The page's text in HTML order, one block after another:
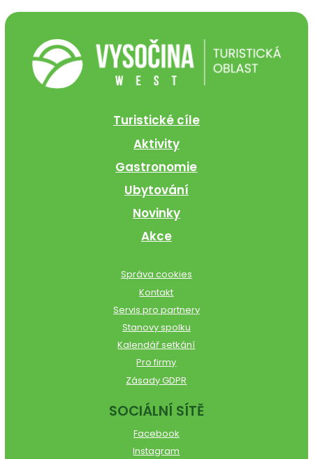
Turistické cíle
Aktivity
Gastronomie
Ubytování
Novinky
Akce
Správa cookies
Kontakt
Servis pro partnery
Stanovy spolku
Kalendář setkání
Pro firmy
Zásady GDPR
SOCIÁLNÍ SÍTĚ
Facebook
Instagram